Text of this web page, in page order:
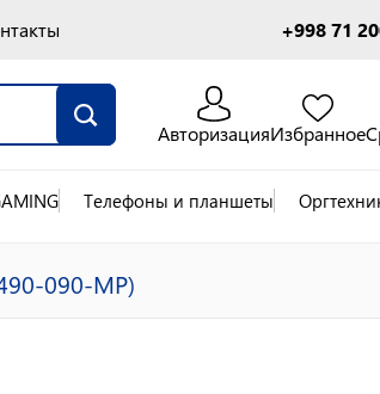
+998 71
АвторизацияИзбранное
Телефоны и планшеты
090-MP)